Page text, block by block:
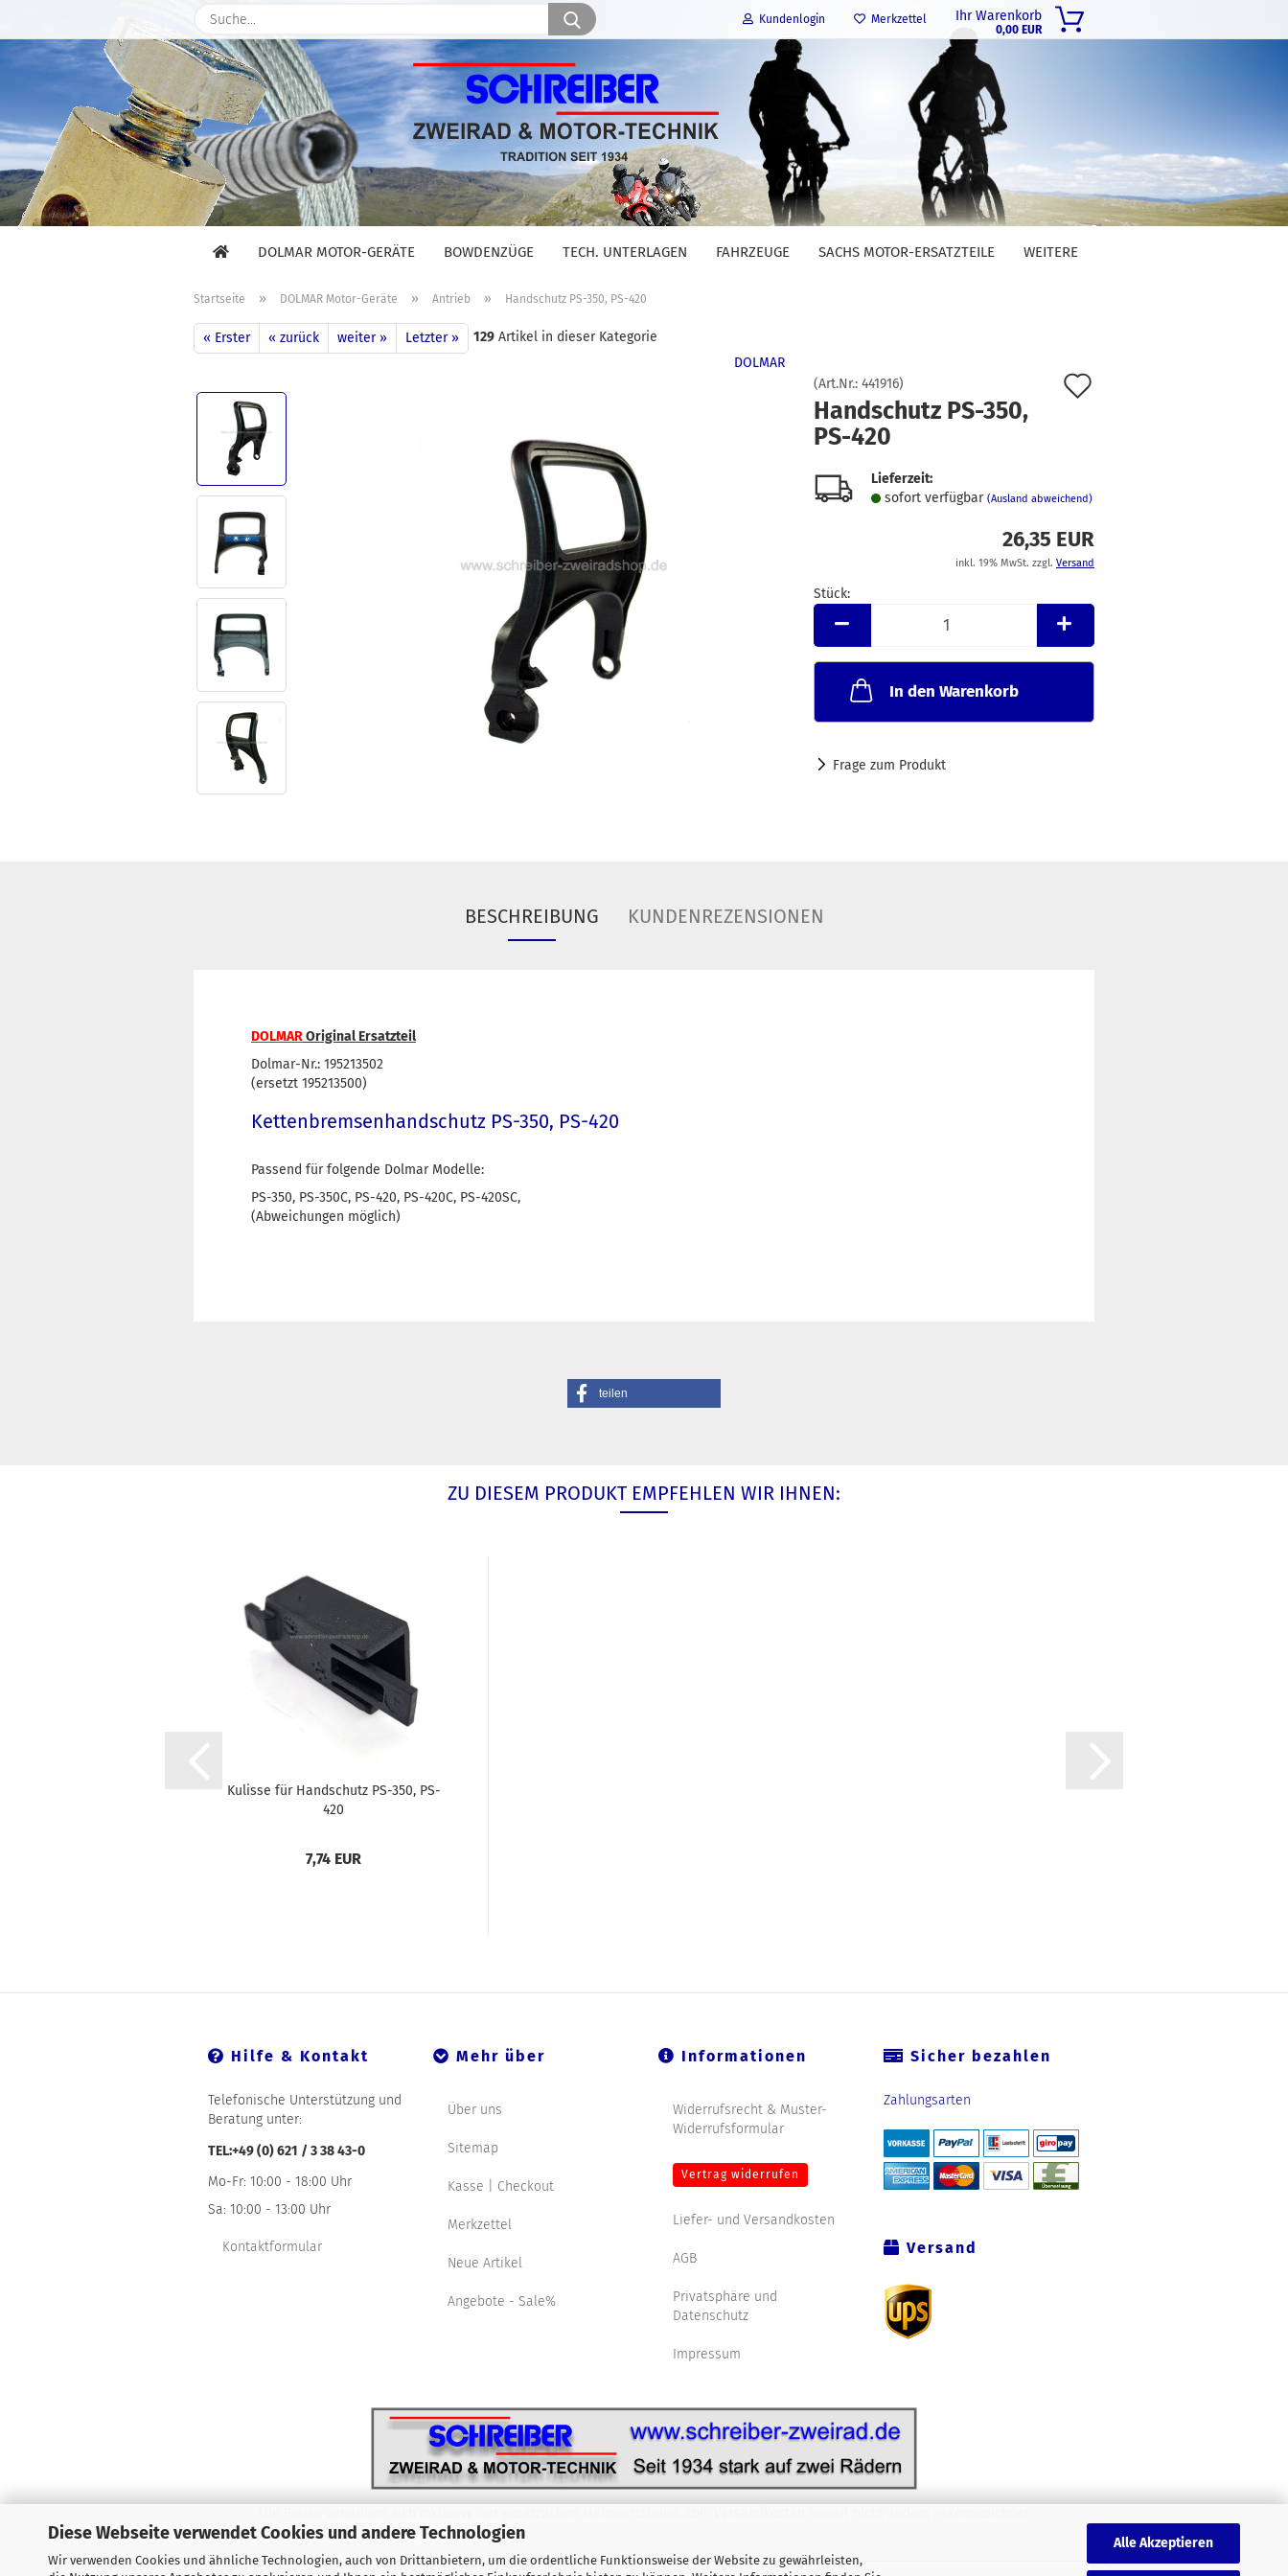
Diese Webseite verwendet Cookies und andere Technologien
Wir verwenden Cookies und ähnliche Technologien, auch von Drittanbietern, um die ordentliche Funktionsweise der Website zu gewährleisten,
Alle Akzeptieren
Kundenlogin
E-Mail
Passwort
Konto erstellen
Merkzettel
Suche... Ihr Warenkorb
0,00 EUR
DOLMAR MOTOR-GERÄTE BOWDENZÜGE TECH. UNTERLAGEN FAHRZEUGE SACHS MOTOR-ERSATZTEILE WEITERE
Startseite » DOLMAR Motor-Geräte » Antrieb » Handschutz PS-350, PS-420
« Erster « zurück weiter » Letzter » 129 Artikel in dieser Kategorie
DOLMAR
(Art.Nr.: 441916)
Handschutz PS-350,
PS-420
Lieferzeit:
sofort verfügbar (Ausland abweichend)
26,35 EUR
inkl. 19% MwSt. zzgl. Versand
Stück:
Stück
In den Warenkorb
Frage zum Produkt
BESCHREIBUNG KUNDENREZENSIONEN
DOLMAROriginal Ersatzteil
Dolmar-Nr.: 195213502
(ersetzt 195213500)
Kettenbremsenhandschutz PS-350, PS-420
Passend für folgende Dolmar Modelle:
PS-350, PS-350C, PS-420, PS-420C, PS-420SC,
(Abweichungen möglich)
teilen
ZU DIESEM PRODUKT EMPFEHLEN WIR IHNEN:
Kulisse für Handschutz PS-350, PS-
420
7,74 EUR
Hilfe & Kontakt
Telefonische Unterstützung und
Beratung unter:
TEL:+49 (0) 621 / 3 38 43-0
Mo-Fr: 10:00 - 18:00 Uhr
Sa: 10:00 - 13:00 Uhr
Kontaktformular
Mehr über
Über uns
Sitemap
Kasse | Checkout
Merkzettel
Neue Artikel
Angebote - Sale%
Informationen
Widerrufsrecht & Muster-
Widerrufsformular
Vertrag widerrufen
Liefer- und Versandkosten
AGB
Privatsphäre und
Datenschutz
Impressum
Sicher bezahlen
Zahlungsarten
Versand